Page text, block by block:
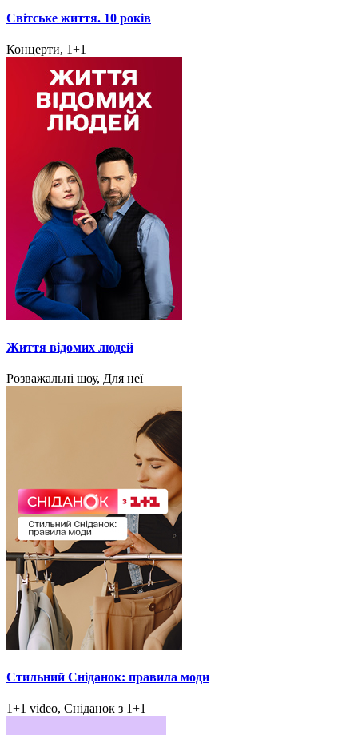
Світське життя. 10 років
Концерти, 1+1
Життя відомих людей
Розважальні шоу, Для неї
Стильний Сніданок: правила моди
1+1 video, Сніданок з 1+1